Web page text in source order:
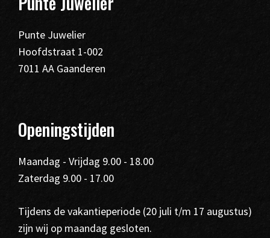
Punte Juwelier
Hoofdstraat 1-002
7011 AA Gaanderen
Openingstijden
Maandag - Vrijdag 9.00 - 18.00
Zaterdag 9.00 - 17.00
Tijdens de vakantieperiode (20 juli t/m 17 augustus)
zijn wij op maandag gesloten.